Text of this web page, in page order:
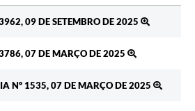
09 DE SETEMBRO DE 2025
07 DE MARÇO DE 2025
Nº 1535, 07 DE MARÇO DE 2025